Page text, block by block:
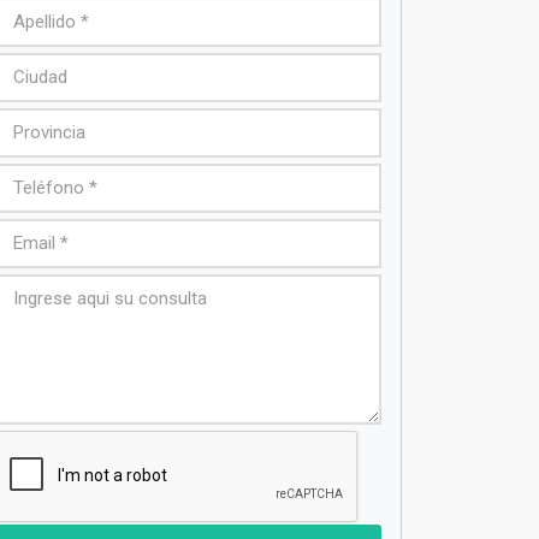
VENDEDOR
2804471944
Ahora